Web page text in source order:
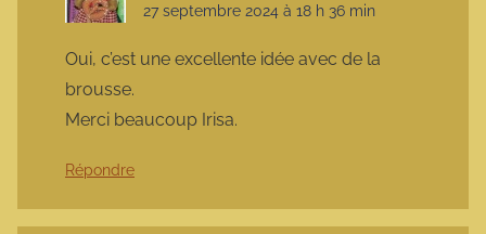
27 septembre 2024 à 18 h 36 min
Oui, c’est une excellente idée avec de la
brousse.
Merci beaucoup Irisa.
Répondre